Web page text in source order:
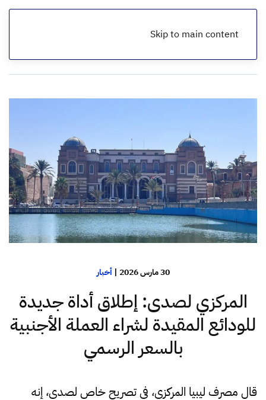
Skip to main content
الرئيسية
30 مارس 2026 |أخبار
المركزي لصدى: إطلاق أداة جديدة
للودائع المقيدة لشراء العملة الأجنبية
بالسعر الرسمي
قال مصرف ليبيا المركزي، في تصريح خاص لصدى، إنه